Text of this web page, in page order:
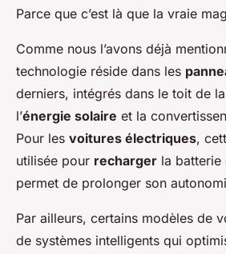
Parce que c’est là que la vraie
Comme nous l’avons déjà
technologie réside dans les
derniers, intégrés dans le toit de
l’énergie solaire et la
Pour les voitures électriques,
utilisée pour recharger la batterie
permet de prolonger son
Par ailleurs, certains modèles de
de systèmes intelligents qui